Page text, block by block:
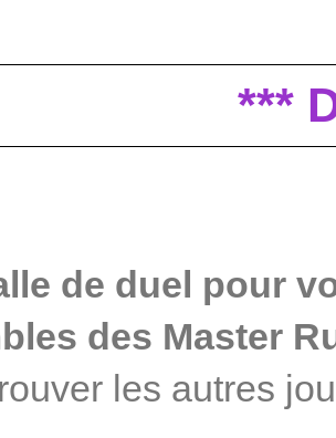
***
de duel pour
des Master
les autres